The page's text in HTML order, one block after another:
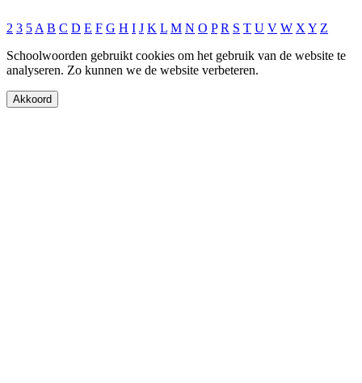
2 3 5 A B C D E F G H I J K L M N O P R S T U V W X Y Z
Schoolwoorden gebruikt cookies om het gebruik van de website te
analyseren. Zo kunnen we de website verbeteren.
Akkoord